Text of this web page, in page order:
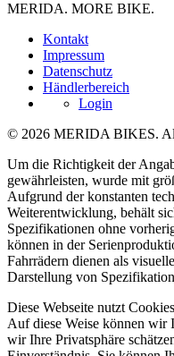
MERIDA. MORE BIKE.
Kontakt
Impressum
Datenschutz
Händlerbereich
Login
© 2026 MERIDA BIKES.
Um die Richtigkeit der
gewährleisten, wurde mit
Aufgrund der konstanten
Weiterentwicklung, behält
Spezifikationen ohne
können in der
Fahrrädern dienen als
Darstellung von
Diese Webseite nutzt
Auf diese Weise können wir
wir Ihre Privatsphäre